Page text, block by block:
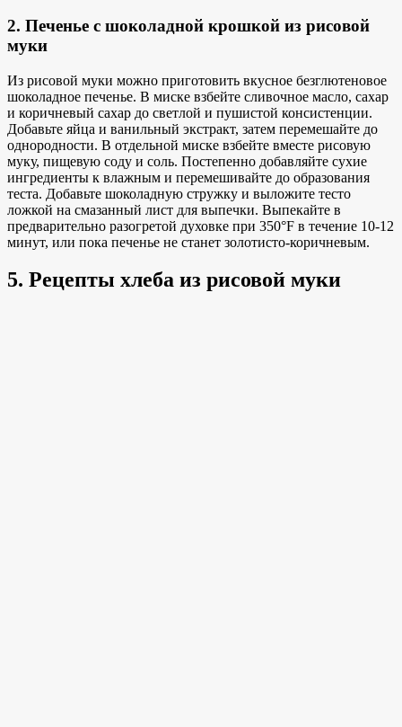
2. Печенье с шоколадной крошкой из рисовой
муки
Из рисовой муки можно приготовить вкусное безглютеновое
шоколадное печенье. В миске взбейте сливочное масло, сахар
и коричневый сахар до светлой и пушистой консистенции.
Добавьте яйца и ванильный экстракт, затем перемешайте до
однородности. В отдельной миске взбейте вместе рисовую
муку, пищевую соду и соль. Постепенно добавляйте сухие
ингредиенты к влажным и перемешивайте до образования
теста. Добавьте шоколадную стружку и выложите тесто
ложкой на смазанный лист для выпечки. Выпекайте в
предварительно разогретой духовке при 350°F в течение 10-12
минут, или пока печенье не станет золотисто-коричневым.
5. Рецепты хлеба из рисовой муки